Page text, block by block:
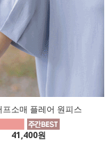
프소매 플레어 원피스
41,400원